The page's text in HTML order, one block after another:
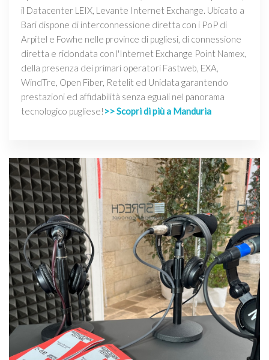
il Datacenter LEIX, Levante Internet Exchange. Ubicato a
Bari dispone di interconnessione diretta con i PoP di
Arpitel e Fowhe nelle province di pugliesi, di connessione
diretta e ridondata con l'Internet Exchange Point Namex,
della presenza dei primari operatori Fastweb, EXA,
WindTre, Open Fiber, Retelit ed Unidata garantendo
prestazioni ed affidabilità senza eguali nel panorama
tecnologico pugliese! >> Scopri di più a Manduria